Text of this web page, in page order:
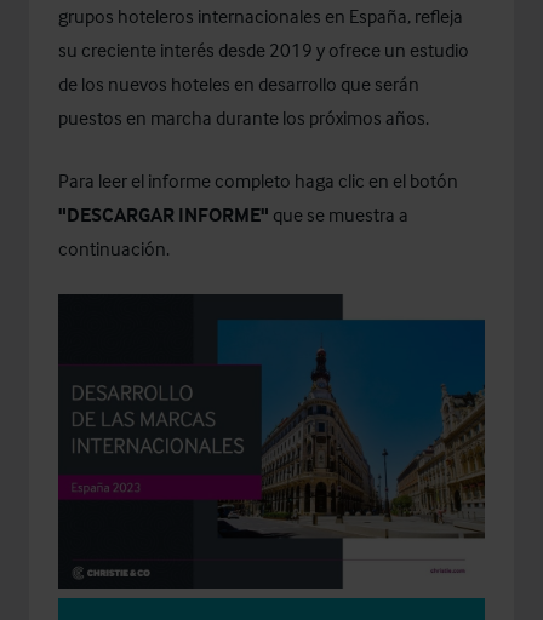
grupos hoteleros internacionales en España, refleja
su creciente interés desde 2019 y ofrece un estudio
de los nuevos hoteles en desarrollo que serán
puestos en marcha durante los próximos años.
Para leer el informe completo haga clic en el botón
"DESCARGAR INFORME" que se muestra a
continuación.